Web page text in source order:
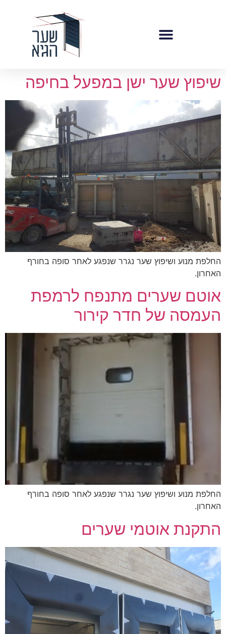
שיפוץ שער ישן במפעל בחיפה
החלפת מנוע ושיפוץ שער נגרר שנפגע לאחר סופה בחורף
האחרון.
אוטם שערים מתנפח לרמפת
העמסה של חדר קירור
החלפת מנוע ושיפוץ שער נגרר שנפגע לאחר סופה בחורף
האחרון.
התקנת אוטמי שערים